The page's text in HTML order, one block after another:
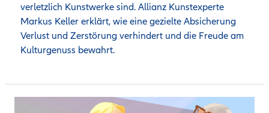
verletzlich Kunstwerke sind. Allianz Kunstexperte
Markus Keller erklärt, wie eine gezielte Absicherung
Verlust und Zerstörung verhindert und die Freude am
Kulturgenuss bewahrt.